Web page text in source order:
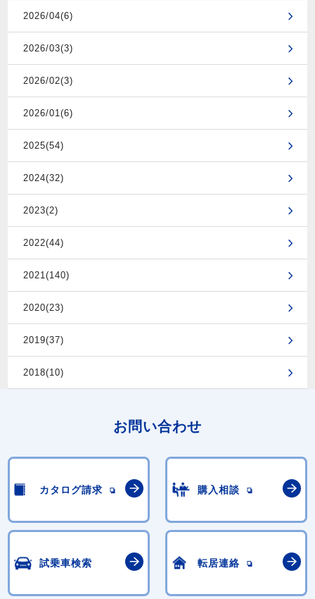
2026/04(6)
2026/03(3)
2026/02(3)
2026/01(6)
2025(54)
2024(32)
2023(2)
2022(44)
2021(140)
2020(23)
2019(37)
2018(10)
お問い合わせ
カタログ請求 購入相談
試乗車検索 転居連絡